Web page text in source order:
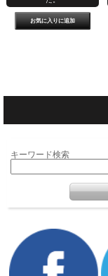
キーワード検索